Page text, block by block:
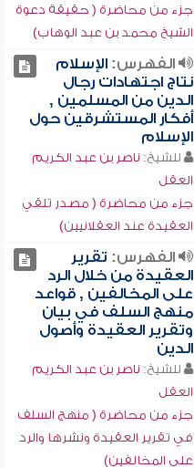
جزء من محاضرة ( حقيقة دعوة
الشيخ محمد بن عبد الوهاب)
الفهرس:الإسلام
نتاج اجتهادات رجال
الدين من المسلمين ,
أفكار المستشرقين حول
الإسلام
للشيخ: ناصر بن عبد الكريم
العقل
جزء من محاضرة ( مصدر تلقي
العقيدة عند العقلانيين)
الفهرس: تقرير
العقيدة من خلال الرد
على المخالفين , قواعد
منهج السلف في بيان
وتقرير العقيدة وأصول
الدين
للشيخ: ناصر بن عبد الكريم
العقل
جزء من محاضرة ( منهج السلف
في تقرير العقيدة ونشرها والرد
على المخالفين)